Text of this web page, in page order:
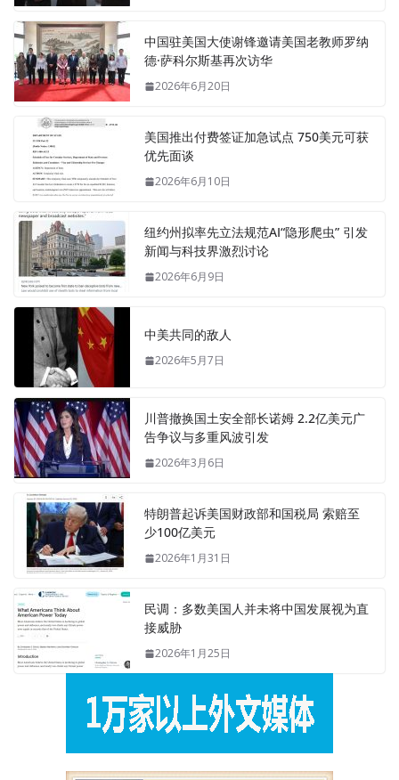
中国驻美国大使谢锋邀请美国老教师罗纳
德·萨科尔斯基再次访华
2026年6月20日
美国推出付费签证加急试点 750美元可获
优先面谈
2026年6月10日
纽约州拟率先立法规范AI“隐形爬虫” 引发
新闻与科技界激烈讨论
2026年6月9日
中美共同的敌人
2026年5月7日
川普撤换国土安全部长诺姆 2.2亿美元广
告争议与多重风波引发
2026年3月6日
特朗普起诉美国财政部和国税局 索赔至
少100亿美元
2026年1月31日
民调：多数美国人并未将中国发展视为直
接威胁
2026年1月25日